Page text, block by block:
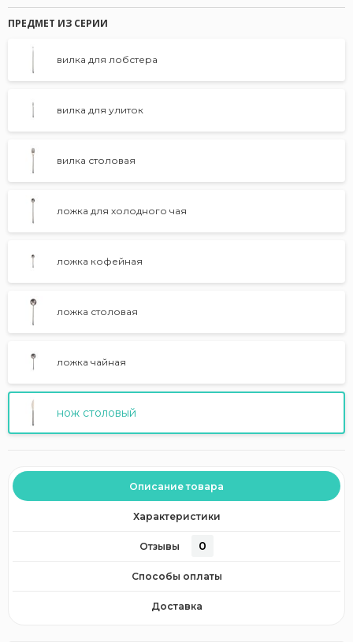
ПРЕДМЕТ ИЗ СЕРИИ
вилка для лобстера
вилка для улиток
вилка столовая
ложка для холодного чая
ложка кофейная
ложка столовая
ложка чайная
нож столовый
Описание товара
Характеристики
Отзывы 0
Способы оплаты
Доставка